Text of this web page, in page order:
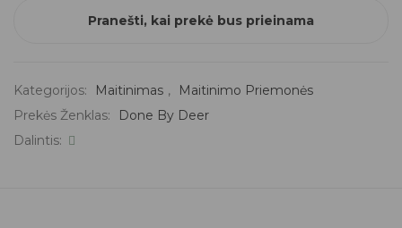
Pranešti, kai prekė bus prieinama
Kategorijos: Maitinimas ,
Maitinimo Priemonės
Prekės Ženklas:
Done By Deer
Dalintis: